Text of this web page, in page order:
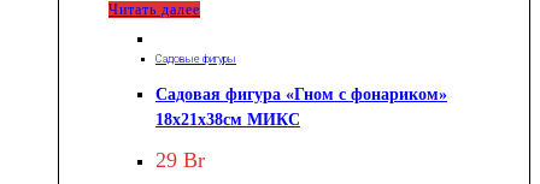
Читать далее
Садовые фигуры
Садовая фигура «Гном с фонариком»
18х21х38см МИКС
29 Br